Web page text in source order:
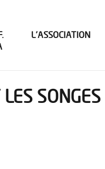
L’ASSOCIATION